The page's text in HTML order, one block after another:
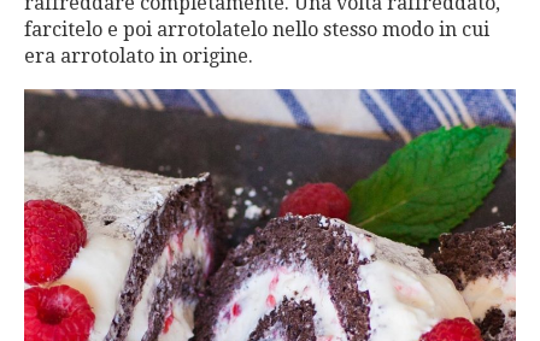
farcitelo e poi arrotolatelo nello stesso modo in cui
era arrotolato in origine.